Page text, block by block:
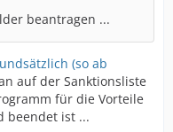
beantragen ...
(so ab
auf der Sanktionsliste
für die Vorteile
beendet ist ...